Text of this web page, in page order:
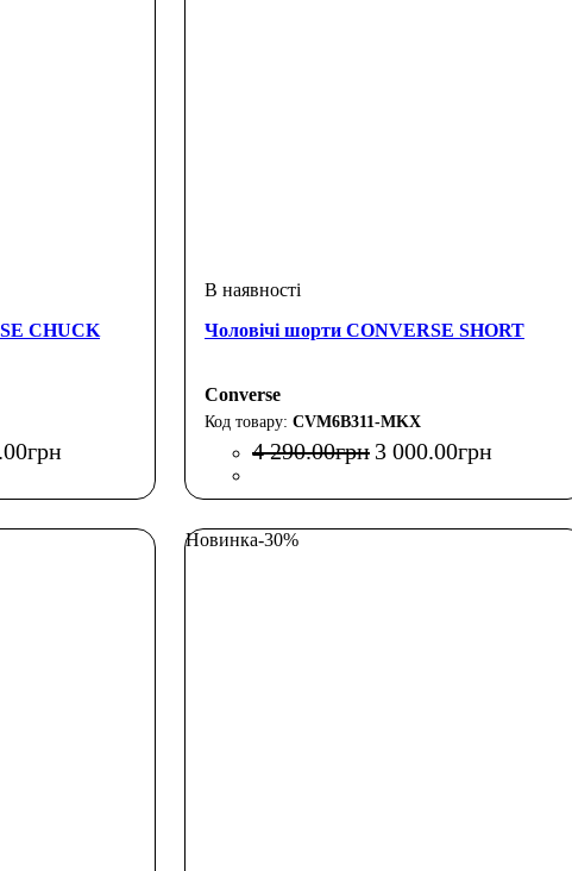
CHUCK
.00грн
Чоловічі шорти CONVERSE SHORT
Converse
CVM6B311-MKX
4 290.00грн 3 000.00грн
Новинка-30%